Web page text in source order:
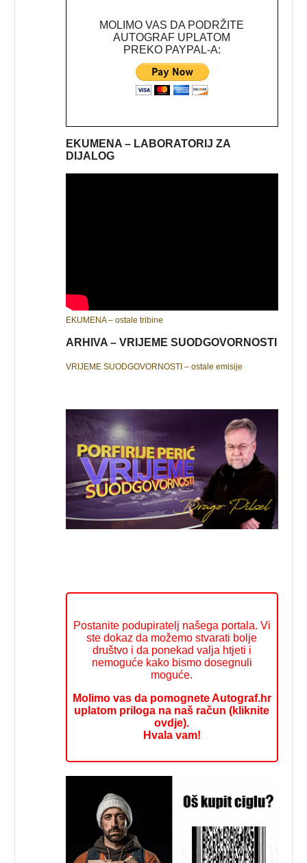
MOLIMO VAS DA PODRŽITE
AUTOGRAF UPLATOM
PREKO PAYPAL-A:
EKUMENA – LABORATORIJ ZA
DIJALOG
EKUMENA – ostale tribine
ARHIVA – VRIJEME SUODGOVORNOSTI
VRIJEME SUODGOVORNOSTI – ostale emisije
Postanite podupiratelj našega portala. Vi
ste dokaz da možemo stvarati bolje
društvo i da ponekad valja htjeti i
nemoguće kako bismo dosegnuli
moguće.
Molimo vas da pomognete Autograf.hr
uplatom priloga na naš račun (kliknite
ovdje).
Hvala vam!